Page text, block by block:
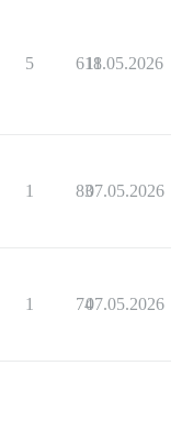
5 618
11.05.2026
1 8307.05.2026
1 7407.05.2026